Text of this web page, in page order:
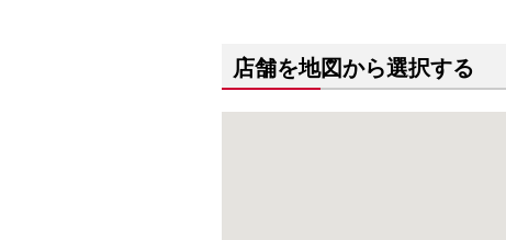
店舗を地図から選択する